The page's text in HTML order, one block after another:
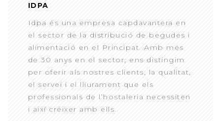
IDPA
Idpa és una empresa capdavantera en
el sector de la distribució de begudes i
alimentació en el Principat. Amb més
de 30 anys en el sector, ens distingim
per oferir als nostres clients, la qualitat,
el servei i el lliurament que els
professionals de l’hostaleria necessiten
i així créixer amb ells.